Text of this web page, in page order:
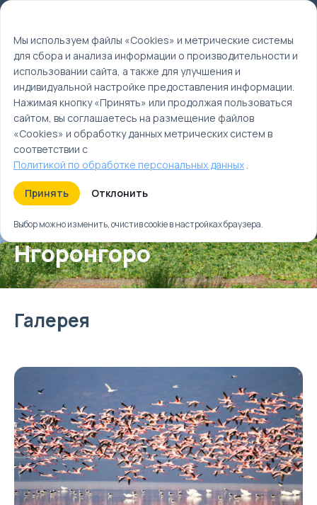
Главная
Туры
Сафари на озере Маньяра и в кратере Нгоронгоро
Сафари на озере
Маньяра и в кратере
Нгоронгоро
Галерея
Мы используем файлы «Cookies» и метрические системы
для сбора и анализа информации о производительности и
использовании сайта, а также для улучшения и
индивидуальной настройке предоставления информации.
Нажимая кнопку «Принять» или продолжая пользоваться
сайтом, вы соглашаетесь на размещение файлов
«Cookies» и обработку данных метрических систем в
соответствии с
Политикой по обработке персональных данных.
Принять Отклонить
Выбор можно изменить, очистив cookie в настройках браузера.